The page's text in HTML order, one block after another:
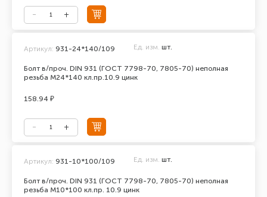
Болт в/проч. DIN 931 (ГОСТ 7798-70, 7805-70) неполная
резьба М24*140 кл.пр.10.9 цинк
Артикул: 931-24*140/109 Ед. изм. шт.
158.94 ₽
Болт в/проч. DIN 931 (ГОСТ 7798-70, 7805-70) неполная
резьба М10*100 кл.пр. 10.9 цинк
Артикул: 931-10*100/109 Ед. изм. шт.